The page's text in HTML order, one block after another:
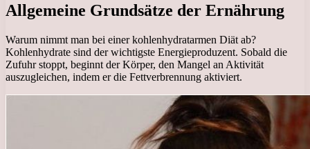
Allgemeine Grundsätze der Ernährung
Warum nimmt man bei einer kohlenhydratarmen Diät ab?
Kohlenhydrate sind der wichtigste Energieproduzent. Sobald die
Zufuhr stoppt, beginnt der Körper, den Mangel an Aktivität
auszugleichen, indem er die Fettverbrennung aktiviert.